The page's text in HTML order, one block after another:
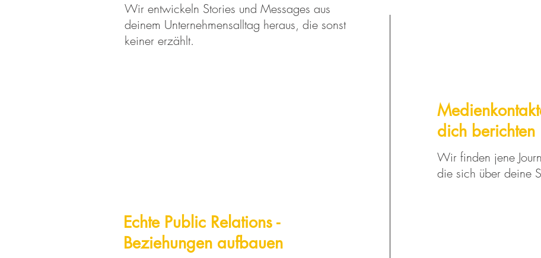
Wir entwickeln Stories und Messages aus
deinem Unternehmensalltag heraus, die sonst
keiner erzählt.
dich berichten
Wir finden jene
die sich über deine
Echte Public Relations -
Beziehungen aufbauen